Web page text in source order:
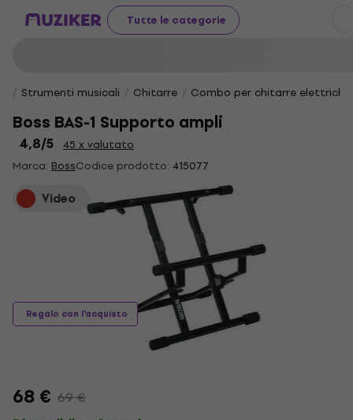
Tutte le categorie
Strumenti musicali Chitarre Combo per chitarre elettriche
Boss BAS-1 Supporto ampli
4,8/5 45 x valutato
Marca: BossCodice prodotto: 415077
Video
Regalo con l'acquisto
68 € 69 €